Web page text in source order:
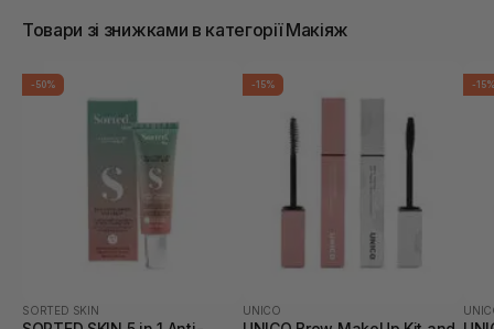
Товари зі знижками в категорії Макіяж
-50%
SORTED SKIN
-15%
UNICO
-